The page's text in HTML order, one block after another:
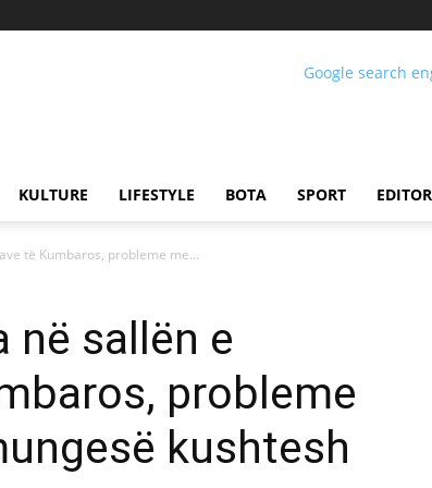
KULTURE LIFESTYLE BOTA SPORT
të Kumbaros, probleme me...
në sallën e
probleme
kushtesh